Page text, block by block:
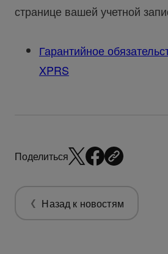
странице вашей учетной
Гарантийное
XPRS
Поделиться
Назад к новостям